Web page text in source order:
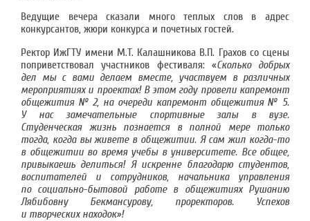
Ведущие вечера сказали много теплых слов в адрес
конкурсантов, жюри конкурса и почетных гостей.
Ректор ИжГТУ имени М.Т. Калашникова В.П. Грахов со сцены
поприветствовал участников фестиваля: «Сколько добрых
дел мы с вами делаем вместе, участвуем в различных
мероприятиях и проектах! В этом году провели капремонт
общежития № 2, на очереди капремонт общежития № 5.
У нас замечательные спортивные залы в вузе.
Студенческая жизнь познается в полной мере только
тогда, когда вы живете в общежитии. Я сам жил когда-то
в общежитии во время учебы в университете. Все общее,
привыкаешь делиться! Я искренне благодарю студентов,
воспитателей и сотрудников, начальника управления
по социально-бытовой работе в общежитиях Рушанию
Лябибовну Бекмансурову, проректоров. Успехов
и творческих находок»!